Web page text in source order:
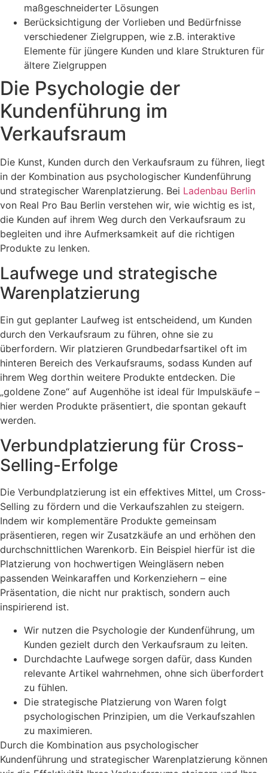
maßgeschneiderter Lösungen
Berücksichtigung der Vorlieben und Bedürfnisse
verschiedener Zielgruppen, wie z.B. interaktive
Elemente für jüngere Kunden und klare Strukturen für
ältere Zielgruppen
Die Psychologie der
Kundenführung im
Verkaufsraum
Die Kunst, Kunden durch den Verkaufsraum zu führen, liegt
in der Kombination aus psychologischer Kundenführung
und strategischer Warenplatzierung. Bei Ladenbau Berlin
von Real Pro Bau Berlin verstehen wir, wie wichtig es ist,
die Kunden auf ihrem Weg durch den Verkaufsraum zu
begleiten und ihre Aufmerksamkeit auf die richtigen
Produkte zu lenken.
Laufwege und strategische
Warenplatzierung
Ein gut geplanter Laufweg ist entscheidend, um Kunden
durch den Verkaufsraum zu führen, ohne sie zu
überfordern. Wir platzieren Grundbedarfsartikel oft im
hinteren Bereich des Verkaufsraums, sodass Kunden auf
ihrem Weg dorthin weitere Produkte entdecken. Die
„goldene Zone“ auf Augenhöhe ist ideal für Impulskäufe –
hier werden Produkte präsentiert, die spontan gekauft
werden.
Verbundplatzierung für Cross-
Selling-Erfolge
Die Verbundplatzierung ist ein effektives Mittel, um Cross-
Selling zu fördern und die Verkaufszahlen zu steigern.
Indem wir komplementäre Produkte gemeinsam
präsentieren, regen wir Zusatzkäufe an und erhöhen den
durchschnittlichen Warenkorb. Ein Beispiel hierfür ist die
Platzierung von hochwertigen Weingläsern neben
passenden Weinkaraffen und Korkenziehern – eine
Präsentation, die nicht nur praktisch, sondern auch
inspirierend ist.
Wir nutzen die Psychologie der Kundenführung, um
Kunden gezielt durch den Verkaufsraum zu leiten.
Durchdachte Laufwege sorgen dafür, dass Kunden
relevante Artikel wahrnehmen, ohne sich überfordert
zu fühlen.
Die strategische Platzierung von Waren folgt
psychologischen Prinzipien, um die Verkaufszahlen
zu maximieren.
Durch die Kombination aus psychologischer
Kundenführung und strategischer Warenplatzierung können